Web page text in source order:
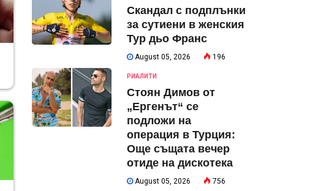
Скандал с подплънки
за сутиени в женския
Тур дьо Франс
August 05, 2026 196
РИАЛИТИ
Стоян Димов от
„Ергенът“ се
подложи на
операция в Турция:
Още същата вечер
отиде на дискотека
August 05, 2026 756